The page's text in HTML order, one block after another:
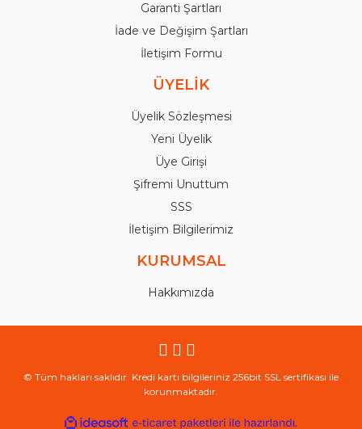
Garanti Şartları
İade ve Değişim Şartları
İletişim Formu
ÜYELİK
Üyelik Sözleşmesi
Yeni Üyelik
Üye Girişi
Şifremi Unuttum
SSS
İletişim Bilgilerimiz
KURUMSAL
Hakkımızda
© Tüm hakları saklıdır. Kredi kartı bilgileriniz 256bit SSL sertifikası ile
korunmaktadır.
ideasoft e-